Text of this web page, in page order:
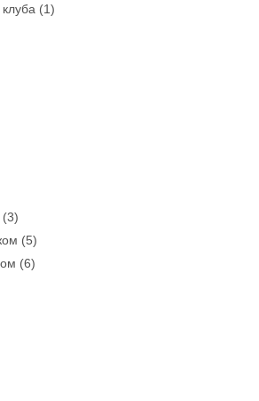
(1)
(3)
(5)
(6)